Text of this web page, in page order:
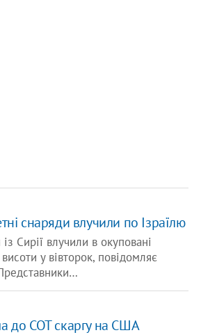
снаряди влучили по Ізраїлю
Сирії влучили в окуповані
у вівторок, повідомляє
до СОТ скаргу на США